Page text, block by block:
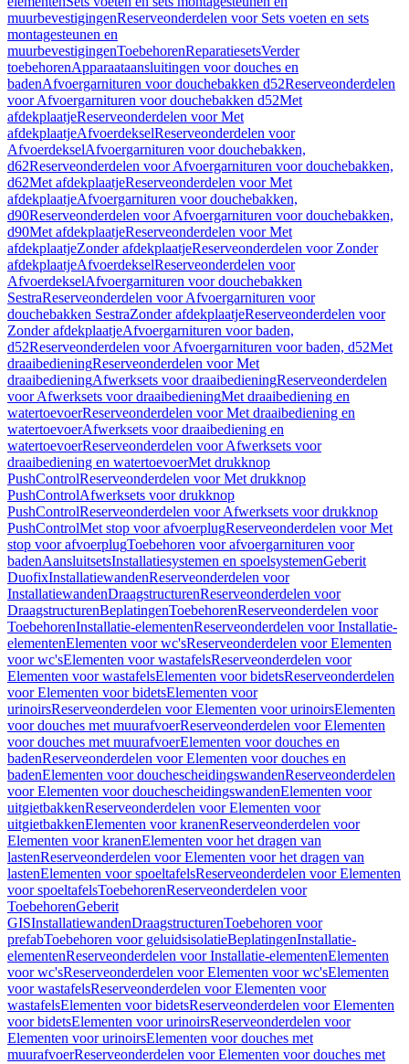
muurbevestigingenReserveonderdelen voor Sets voeten en sets
montagesteunen en
muurbevestigingenToebehorenReparatiesetsVerder
toebehorenApparaataansluitingen voor douches en
badenAfvoergarnituren voor douchebakken d52Reserveonderdelen
voor Afvoergarnituren voor douchebakken d52Met
afdekplaatjeReserveonderdelen voor Met
afdekplaatjeAfvoerdekselReserveonderdelen voor
AfvoerdekselAfvoergarnituren voor douchebakken,
d62Reserveonderdelen voor Afvoergarnituren voor douchebakken,
d62Met afdekplaatjeReserveonderdelen voor Met
afdekplaatjeAfvoergarnituren voor douchebakken,
d90Reserveonderdelen voor Afvoergarnituren voor douchebakken,
d90Met afdekplaatjeReserveonderdelen voor Met
afdekplaatjeZonder afdekplaatjeReserveonderdelen voor Zonder
afdekplaatjeAfvoerdekselReserveonderdelen voor
AfvoerdekselAfvoergarnituren voor douchebakken
SestraReserveonderdelen voor Afvoergarnituren voor
douchebakken SestraZonder afdekplaatjeReserveonderdelen voor
Zonder afdekplaatjeAfvoergarnituren voor baden,
d52Reserveonderdelen voor Afvoergarnituren voor baden, d52Met
draaibedieningReserveonderdelen voor Met
draaibedieningAfwerksets voor draaibedieningReserveonderdelen
voor Afwerksets voor draaibedieningMet draaibediening en
watertoevoerReserveonderdelen voor Met draaibediening en
watertoevoerAfwerksets voor draaibediening en
watertoevoerReserveonderdelen voor Afwerksets voor
draaibediening en watertoevoerMet drukknop
PushControlReserveonderdelen voor Met drukknop
PushControlAfwerksets voor drukknop
PushControlReserveonderdelen voor Afwerksets voor drukknop
PushControlMet stop voor afvoerplugReserveonderdelen voor Met
stop voor afvoerplugToebehoren voor afvoergarnituren voor
badenAansluitsetsInstallatiesystemen en spoelsystemenGeberit
DuofixInstallatiewandenReserveonderdelen voor
InstallatiewandenDraagstructurenReserveonderdelen voor
DraagstructurenBeplatingenToebehorenReserveonderdelen voor
ToebehorenInstallatie-elementenReserveonderdelen voor Installatie-
elementenElementen voor wc'sReserveonderdelen voor Elementen
voor wc'sElementen voor wastafelsReserveonderdelen voor
Elementen voor wastafelsElementen voor bidetsReserveonderdelen
voor Elementen voor bidetsElementen voor
urinoirsReserveonderdelen voor Elementen voor urinoirsElementen
voor douches met muurafvoerReserveonderdelen voor Elementen
voor douches met muurafvoerElementen voor douches en
badenReserveonderdelen voor Elementen voor douches en
badenElementen voor douchescheidingswandenReserveonderdelen
voor Elementen voor douchescheidingswandenElementen voor
uitgietbakkenReserveonderdelen voor Elementen voor
uitgietbakkenElementen voor kranenReserveonderdelen voor
Elementen voor kranenElementen voor het dragen van
lastenReserveonderdelen voor Elementen voor het dragen van
lastenElementen voor spoeltafelsReserveonderdelen voor Elementen
voor spoeltafelsToebehorenReserveonderdelen voor
ToebehorenGeberit
GISInstallatiewandenDraagstructurenToebehoren voor
prefabToebehoren voor geluidsisolatieBeplatingenInstallatie-
elementenReserveonderdelen voor Installatie-elementenElementen
voor wc'sReserveonderdelen voor Elementen voor wc'sElementen
voor wastafelsReserveonderdelen voor Elementen voor
wastafelsElementen voor bidetsReserveonderdelen voor Elementen
voor bidetsElementen voor urinoirsReserveonderdelen voor
Elementen voor urinoirsElementen voor douches met
muurafvoerReserveonderdelen voor Elementen voor douches met